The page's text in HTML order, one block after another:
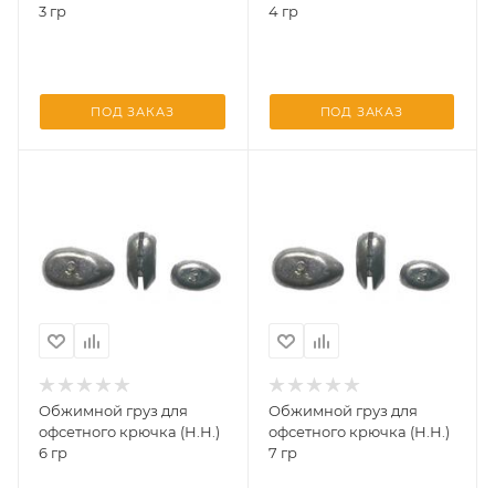
3 гр
ПОД ЗАКАЗ
4 гр
ПОД ЗАКАЗ
Обжимной груз для
офсетного крючка (Н.Н.)
6 гр
Обжимной груз для
офсетного крючка (Н.Н.)
7 гр